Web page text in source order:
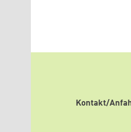
Kontakt/